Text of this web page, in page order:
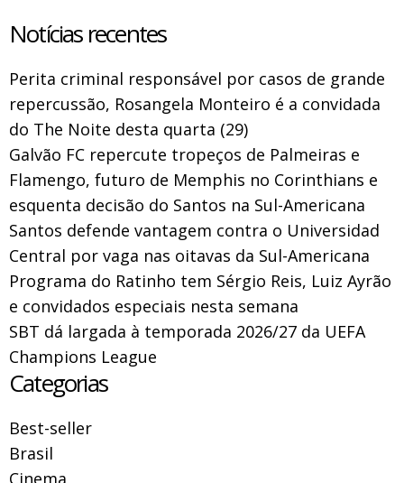
Notícias recentes
Perita criminal responsável por casos de grande
repercussão, Rosangela Monteiro é a convidada
do The Noite desta quarta (29)
Galvão FC repercute tropeços de Palmeiras e
Flamengo, futuro de Memphis no Corinthians e
esquenta decisão do Santos na Sul-Americana
Santos defende vantagem contra o Universidad
Central por vaga nas oitavas da Sul-Americana
Programa do Ratinho tem Sérgio Reis, Luiz Ayrão
e convidados especiais nesta semana
SBT dá largada à temporada 2026/27 da UEFA
Champions League
Categorias
Best-seller
Brasil
Cinema